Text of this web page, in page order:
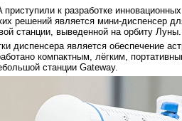
к разработке
решений является мини-диспенсер
станции, выведенной на орбиту Луны.
диспенсера является обеспечение
компактным, лёгким,
станции Gateway.